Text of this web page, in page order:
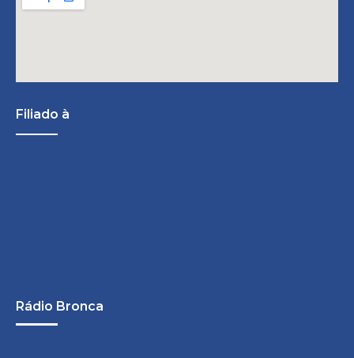
Filiado à
Rádio Bronca